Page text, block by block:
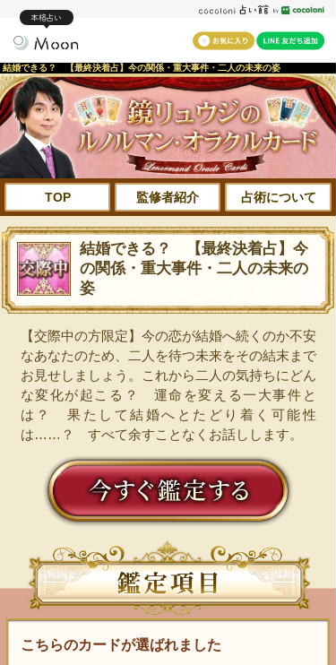
本格占い
結婚できる？ 【最終決着占】今の関係・重大事件・二人の未来の姿
TOP 監修者紹介 占術について
結婚できる？ 【最終決着占】今
の関係・重大事件・二人の未来の
姿
【交際中の方限定】今の恋が結婚へ続くのか不安
なあなたのため、二人を待つ未来をその結末まで
お見せしましょう。これから二人の気持ちにどん
な変化が起こる？ 運命を変える一大事件と
は？ 果たして結婚へとたどり着く可能性
は……？ すべて余すことなくお話しします。
こちらのカードが選ばれました